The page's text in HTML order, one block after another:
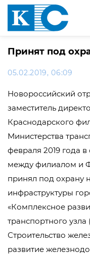
Принят под
05.02.2019, 06:09
Новороссийский
заместитель
Краснодарского
Министерства
февраля 2019 года
между филиалом и
принял под охрану
инфраструктуры
«Комплексное
транспортного
Строительство
развитие